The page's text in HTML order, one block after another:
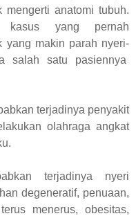
anatomi tubuh.
kasus yang pernah
yang makin parah nyeri-
salah satu pasiennya
terjadinya penyakit
olahraga angkat
terjadinya nyeri
degeneratif, penuaan,
menerus, obesitas,